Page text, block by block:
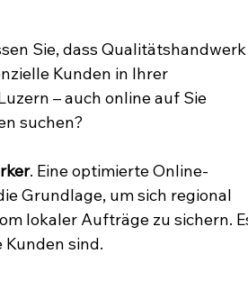
Sie, dass
Kunden in Ihrer
– auch online auf Sie
suchen?
. Eine optimierte Online-
Grundlage, um sich regional
lokaler Aufträge zu sichern.
sind.